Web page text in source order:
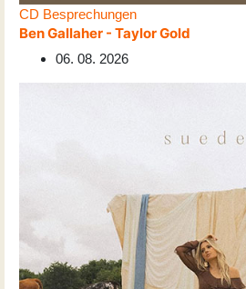
CD Besprechungen
Ben Gallaher - Taylor Gold
06. 08. 2026